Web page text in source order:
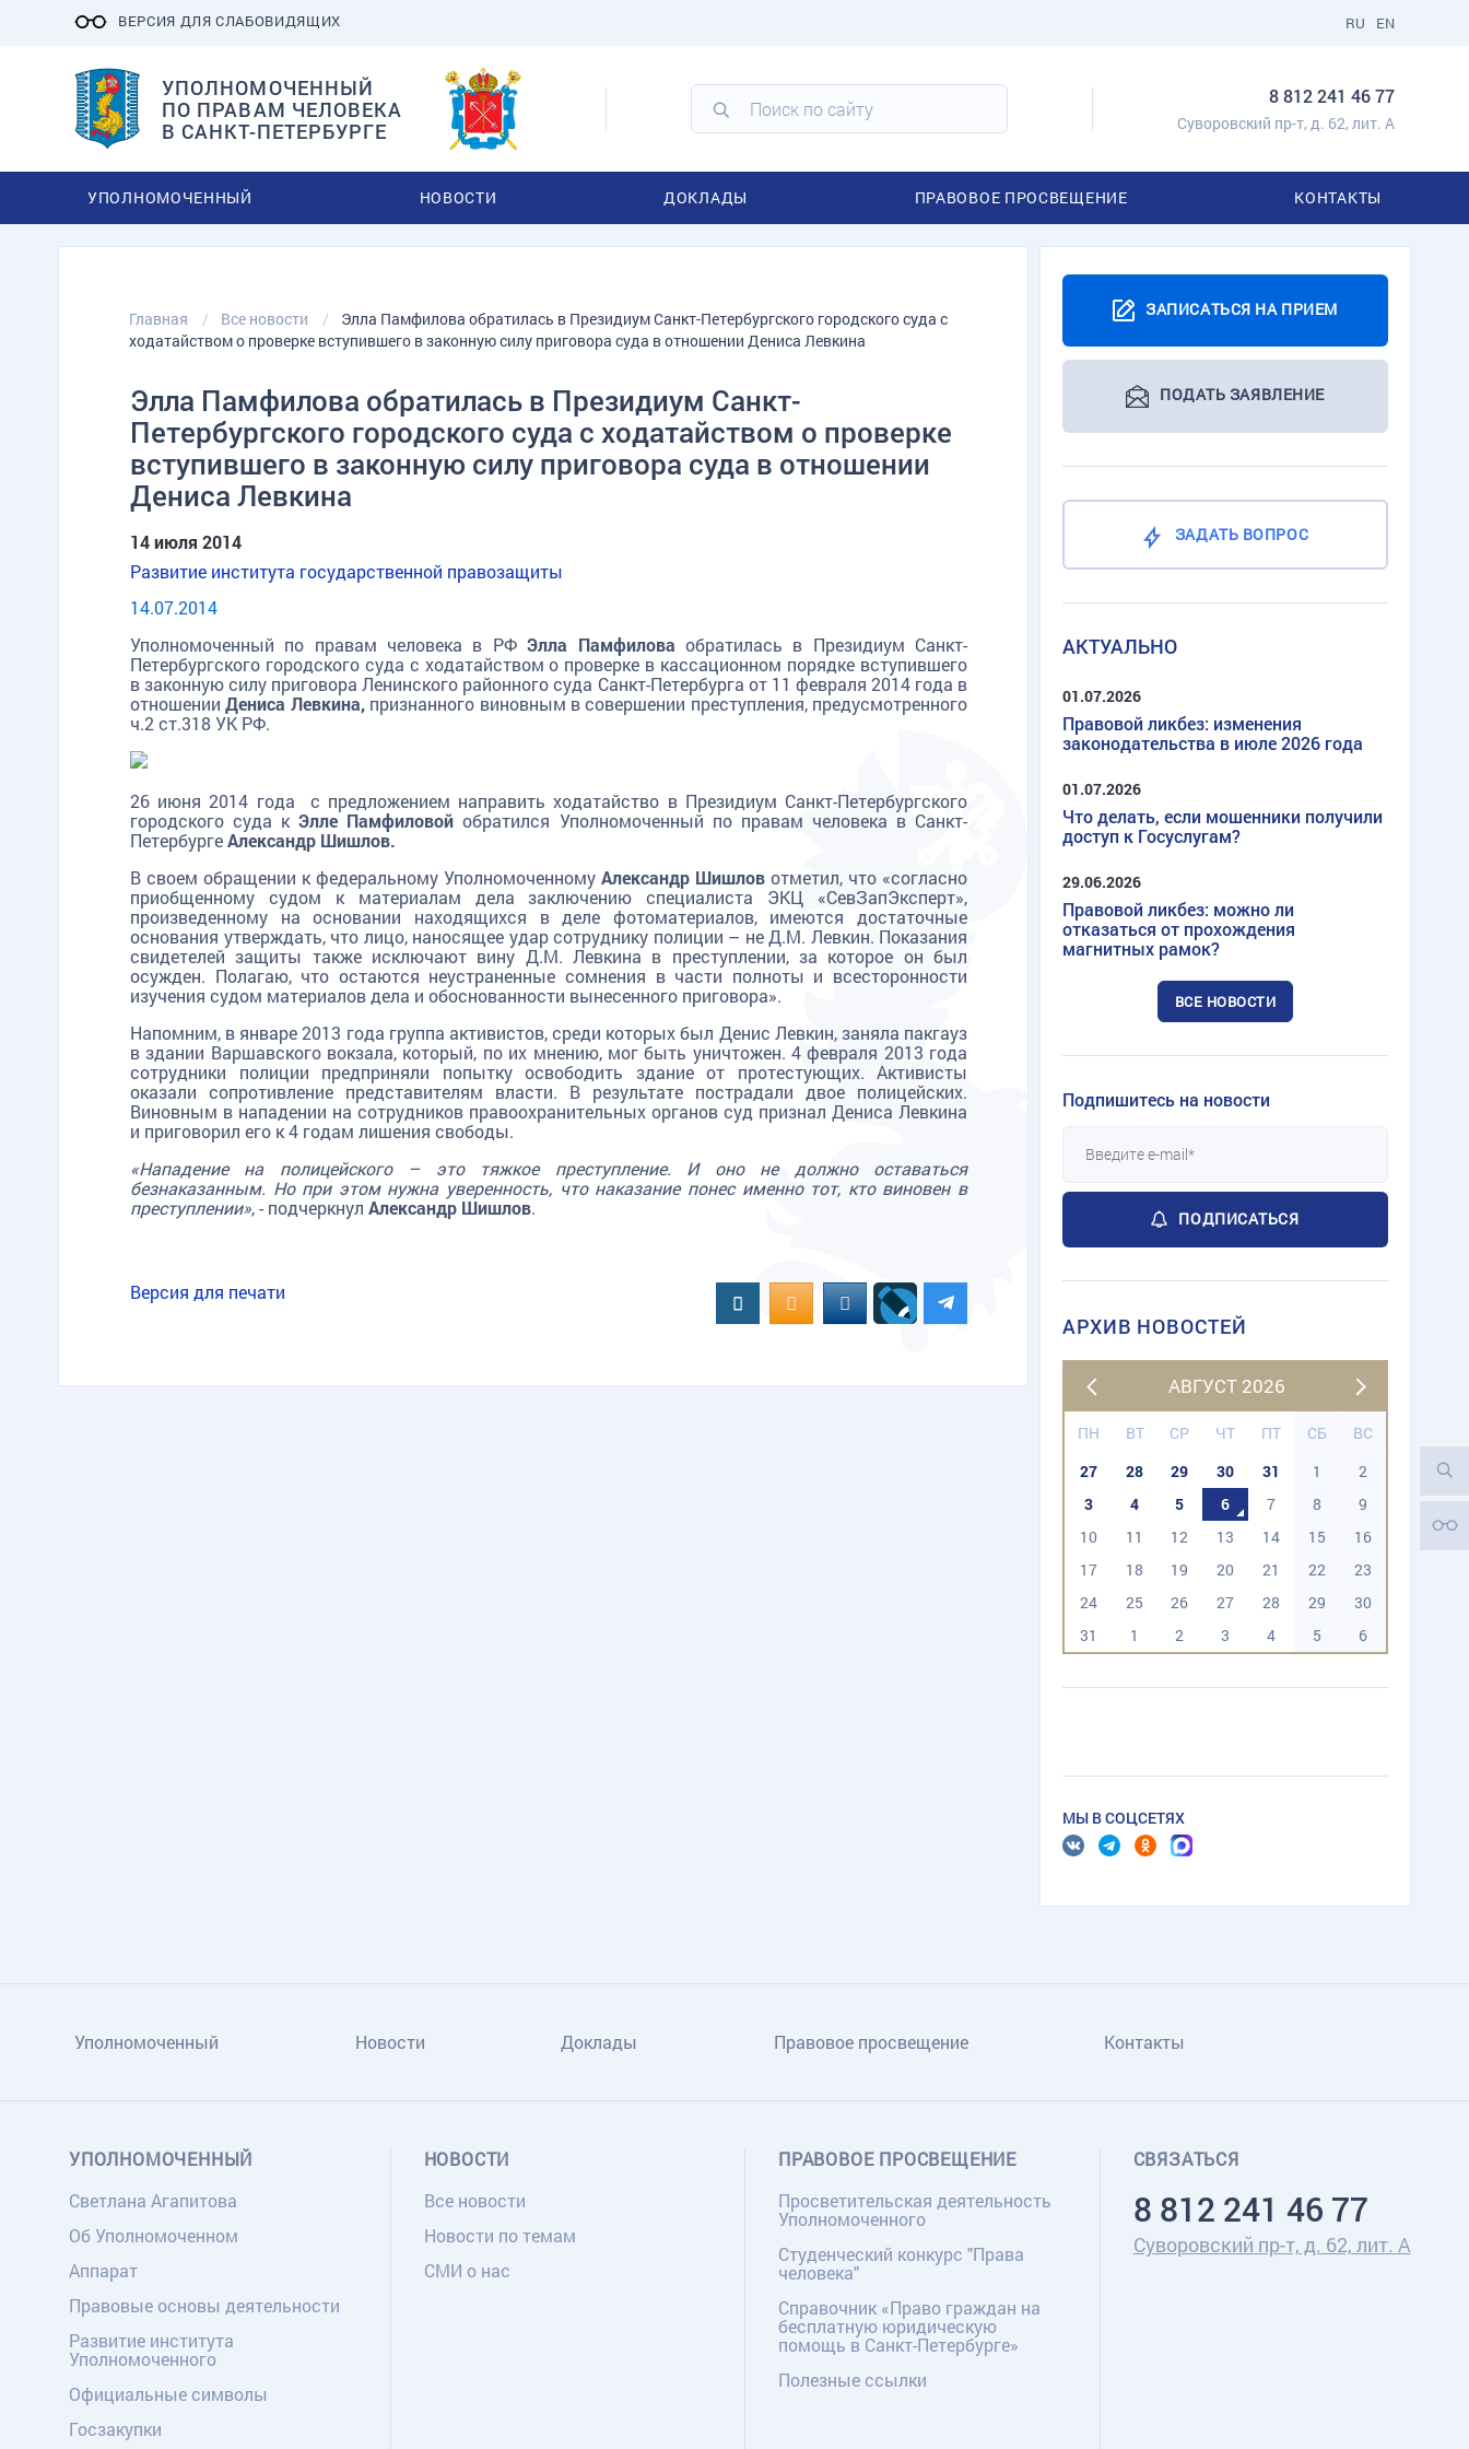
ВЕРСИЯ ДЛЯ СЛАБОВИДЯЩИХ EN
RU
УПОЛНОМОЧЕННЫЙ
ПО ПРАВАМ ЧЕЛОВЕКА
В САНКТ-ПЕТЕРБУРГЕ
8 812 241 46 77
Суворовский пр-т, д. 62, лит. А
УПОЛНОМОЧЕННЫЙ НОВОСТИ ДОКЛАДЫ ПРАВОВОЕ ПРОСВЕЩЕНИЕ КОНТАКТЫ
Главная Все новости
Элла Памфилова обратилась в Президиум Санкт-Петербургского городского суда с
ходатайством о проверке вступившего в законную силу приговора суда в отношении Дениса Левкина
Элла Памфилова обратилась в Президиум Санкт-
Петербургского городского суда с ходатайством о проверке
вступившего в законную силу приговора суда в отношении
Дениса Левкина
14 июля 2014
Развитие института государственной правозащиты
14.07.2014
Уполномоченный по правам человека в РФЭлла Памфилова обратилась в Президиум Санкт-
Петербургского городского суда с ходатайством о проверке в кассационном порядке вступившего
в законную силу приговора Ленинского районного суда Санкт-Петербурга от 11 февраля 2014 года в
отношенииДениса Левкина, признанного виновным в совершении преступления, предусмотренного
ч.2 ст.318 УК РФ.
26 июня 2014 года с предложением направить ходатайство в Президиум Санкт-Петербургского
городского суда кЭлле Памфиловой обратился Уполномоченный по правам человека в Санкт-
ПетербургеАлександр Шишлов.
В своем обращении к федеральному Уполномоченному Александр Шишлов отметил, что «согласно
приобщенному судом к материалам дела заключению специалиста ЭКЦ «СевЗапЭксперт»,
произведенному на основании находящихся в деле фотоматериалов, имеются достаточные
основания утверждать, что лицо, наносящее удар сотруднику полиции – не Д.М. Левкин. Показания
свидетелей защиты также исключают вину Д.М. Левкина в преступлении, за которое он был
осужден. Полагаю, что остаются неустраненные сомнения в части полноты и всесторонности
изучения судом материалов дела и обоснованности вынесенного приговора».
Напомним, в январе 2013 года группа активистов, среди которых был Денис Левкин, заняла пакгауз
в здании Варшавского вокзала, который, по их мнению, мог быть уничтожен. 4 февраля 2013 года
сотрудники полиции предприняли попытку освободить здание от протестующих. Активисты
оказали сопротивление представителям власти. В результате пострадали двое полицейских.
Виновным в нападении на сотрудников правоохранительных органов суд признал Дениса Левкина
и приговорил его к 4 годам лишения свободы.
«Нападение на полицейского – это тяжкое преступление. И оно не должно оставаться
безнаказанным. Но при этом нужна уверенность, что наказание понес именно тот, кто виновен в
преступлении», - подчеркнул Александр Шишлов.
Версия для печати ВконтактеOK.RUMAIL.RU
ЗАПИСАТЬСЯ НА ПРИЕМ
ПОДАТЬ ЗАЯВЛЕНИЕ
ЗАДАТЬ ВОПРОС
АКТУАЛЬНО
01.07.2026
Правовой ликбез: изменения
законодательства в июле 2026 года
01.07.2026
Что делать, если мошенники получили
доступ к Госуслугам?
29.06.2026
Правовой ликбез: можно ли
отказаться от прохождения
магнитных рамок?
ВСЕ НОВОСТИ
Подпишитесь на новости
ПОДПИСАТЬСЯ
АРХИВ НОВОСТЕЙ
АВГУСТ 2026
ПН ВТ СР ЧТ ПТ СБ
ВС
27
28 29 30 31 1
2
3
4 5 6 7 8
9
10
11 12 13 14 15
16
17
18 19 20 21 22
23
24
25 26 27 28 29
30
31
1 2 3 4 5 6
МЫ В СОЦСЕТЯХ
Уполномоченный Новости Доклады Правовое просвещение Контакты
СВЯЗАТЬСЯ
8 812 241 46 77
Суворовский пр-т, д. 62, лит. А
УПОЛНОМОЧЕННЫЙ
Светлана Агапитова
Об Уполномоченном
Аппарат
Правовые основы деятельности
Развитие института
Уполномоченного
Официальные символы
Госзакупки
НОВОСТИ
Все новости
Новости по темам
СМИ о нас
ПРАВОВОЕ ПРОСВЕЩЕНИЕ
Просветительская деятельность
Уполномоченного
Студенческий конкурс "Права
человека"
Справочник «Право граждан на
бесплатную юридическую
помощь в Санкт-Петербурге»
Полезные ссылки